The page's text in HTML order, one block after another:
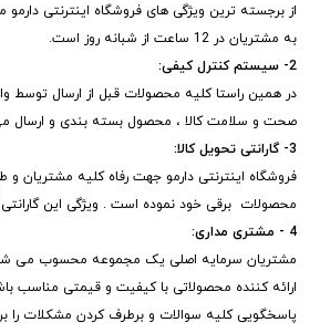
از برجسته ترین ویژگی های فروشگاه اینترنتی
به مشتریان در 12 ساعت از شبانه روز است.
2- سیستم کنترل کیفی:
در همین راستا کلیه محصولات قبل از ارسال توسط
صحت و سلامت کالا ، محصول بسته بندی و ارسال
3- گارانتی تحویل کالا:
فروشگاه اینترنتی دارمو جهت رفاه کلیه مشتریان و
محصولات برقی خود نموده است . ویژگی این
4 - مشتری مداری:
مشتریان سرمایه اصلی یک مجموعه محسوب می شوند
ارائه کننده محصولاتی با کیفیت و قیمتی مناسب
پاسخگویی کلیه سوالات و برطرف کردن مشکلات را